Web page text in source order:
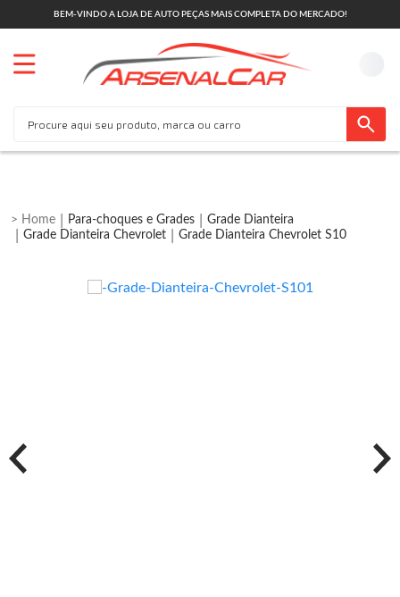
BEM-VINDO A LOJA DE AUTO PEÇAS MAIS COMPLETA DO MERCADO!
Para-choques e Grades
Grade Dianteira
Grade Dianteira Chevrolet
Grade Dianteira Chevrolet S10